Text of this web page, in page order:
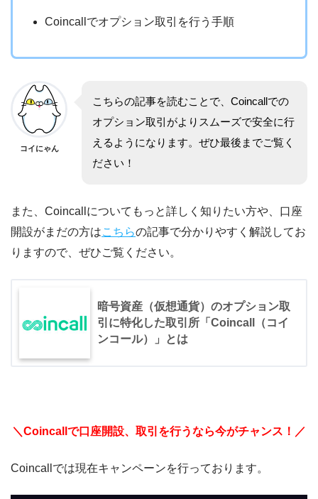
Coincallでオプション取引を行う手順
コイにゃん
こちらの記事を読むことで、Coincallでの
オプション取引がよりスムーズで安全に行
えるようになります。ぜひ最後までご覧く
ださい！
また、Coincallについてもっと詳しく知りたい方や、口座
開設がまだの方はこちらの記事で分かりやすく解説してお
りますので、ぜひご覧ください。
暗号資産（仮想通貨）のオプション取
引に特化した取引所「Coincall（コイ
ンコール）」とは
＼Coincallで口座開設、取引を行うなら今がチャンス！／
Coincallでは現在キャンペーンを行っております。